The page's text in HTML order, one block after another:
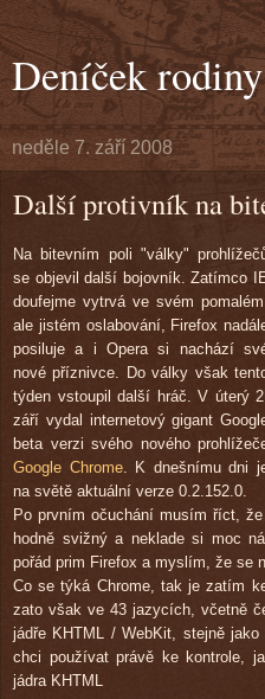
Deníček
neděle 7. září 2008
Další protivník na
Na bitevním poli "války"
se objevil další bojovník. Zatímco
doufejme vytrvá ve svém pomalém,
ale jistém oslabování, Firefox
posiluje a i Opera si nachází
nové příznivce. Do války však
týden vstoupil další hráč. V úterý 2.
září vydal internetový gigant
beta verzi svého nového
Google Chrome. K dnešnímu dni
na světě aktuální verze 0.2.152.0.
Po prvním očuchání musím říct,
hodně svižný a neklade si moc
pořád prim Firefox a myslím, že se
Co se týká Chrome, tak je zatím
zato však ve 43 jazycích, včetně
jádře KHTML / WebKit, stejně
chci používat právě ke kontrole,
jádra KHTML